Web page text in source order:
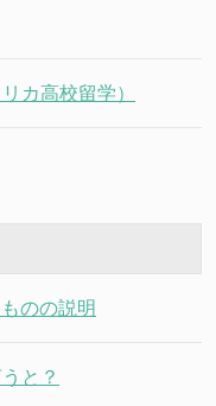
カ高校留学）
のの説明
と？